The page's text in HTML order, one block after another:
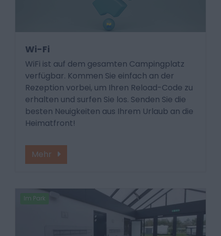
Wi-Fi
WiFi ist auf dem gesamten Campingplatz
verfügbar. Kommen Sie einfach an der
Rezeption vorbei, um Ihren Reload-Code zu
erhalten und surfen Sie los. Senden Sie die
besten Neuigkeiten aus Ihrem Urlaub an die
Heimatfront!
Mehr
Im Park